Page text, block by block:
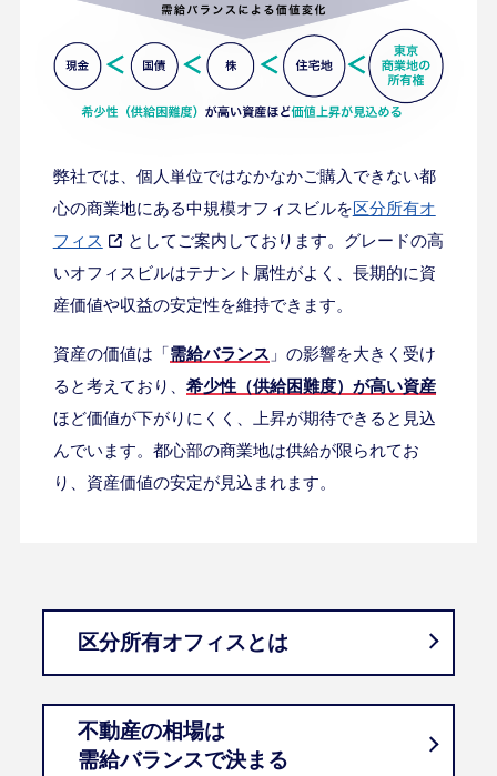
弊社では、個人単位ではなかなかご購入できない都
心の商業地にある中規模オフィスビルを区分所有オ
フィス
としてご案内しております。グレードの高
いオフィスビルはテナント属性がよく、長期的に資
産価値や収益の安定性を維持できます。
資産の価値は「需給バランス 」の影響を大きく受け
ると考えており、 希少性（供給困難度）が高い資産
ほど価値が下がりにくく、上昇が期待できると見込
んでいます。都心部の商業地は供給が限られてお
り、資産価値の安定が見込まれます。
区分所有オフィスとは
不動産の相場は
需給バランスで決まる